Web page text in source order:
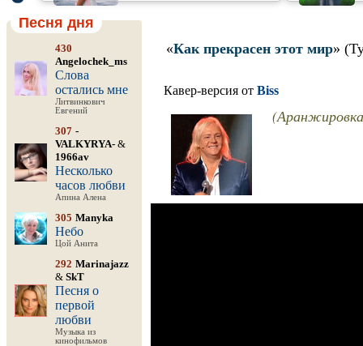
Песня дня
430
Angelochek_ms
Слова
остались мне
Литвинкович
Евгений
307 -
VALKYRYA- &
1966av
Несколько
часов любви
Апина Алена
305 Manyka
Небо
Цой Анита
292 Marinajazz
& SkT
Песня о
первой
любви
Музыка из
кинофильмов
«Как прекрасен этот мир»
Кавер-версия от Biss